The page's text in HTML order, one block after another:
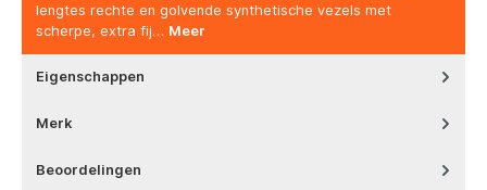
lengtes rechte en golvende synthetische vezels met
scherpe, extra fij… Meer
Eigenschappen
Merk
Beoordelingen